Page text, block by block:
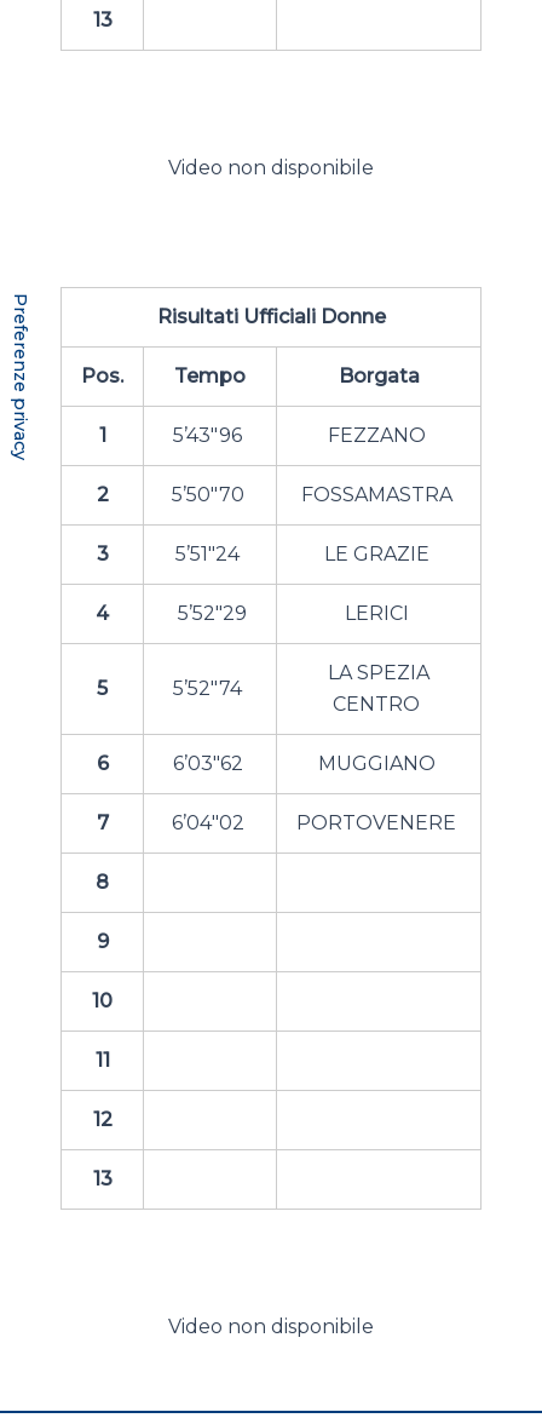
13
Video non disponibile
Risultati Ufficiali Donne
Pos. Tempo Borgata
1 5’43″96 FEZZANO
2 5’50″70 FOSSAMASTRA
3 5’51″24 LE GRAZIE
4 5’52″29 LERICI
5 5’52″74
LA SPEZIA
CENTRO
6 6’03″62 MUGGIANO
7 6’04″02 PORTOVENERE
8
9
10
11
12
13
Video non disponibile